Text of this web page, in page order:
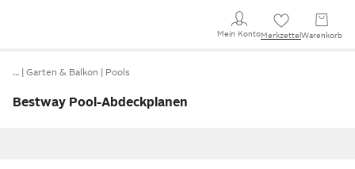
Mein KontoMerkzettel Warenkorb
… Garten & Balkon Pools
Bestway Pool-Abdeckplanen